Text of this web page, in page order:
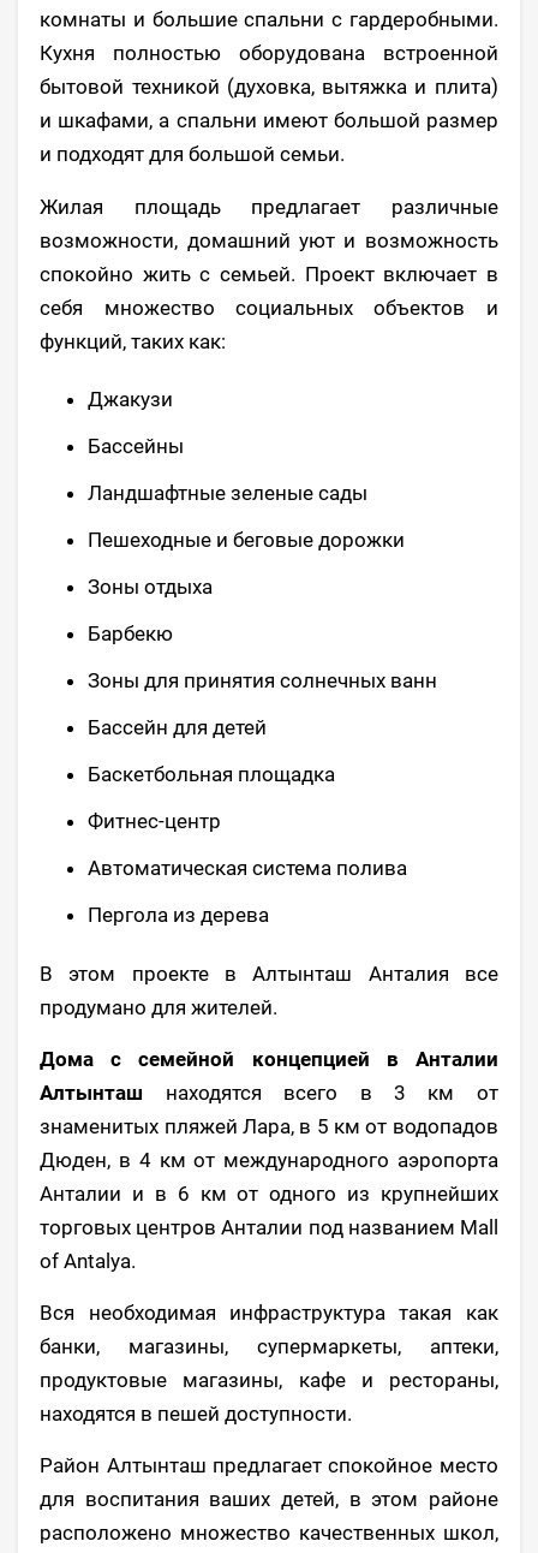
комнаты и большие спальни с гардеробными.
Кухня полностью оборудована встроенной
бытовой техникой (духовка, вытяжка и плита)
и шкафами, а спальни имеют большой размер
и подходят для большой семьи.
Жилая площадь предлагает различные
возможности, домашний уют и возможность
спокойно жить с семьей. Проект включает в
себя множество социальных объектов и
функций, таких как:
Джакузи
Бассейны
Ландшафтные зеленые сады
Пешеходные и беговые дорожки
Зоны отдыха
Барбекю
Зоны для принятия солнечных ванн
Бассейн для детей
Баскетбольная площадка
Фитнес-центр
Автоматическая система полива
Пергола из дерева
В этом проекте в Алтынташ Анталия все
продумано для жителей.
Дома с семейной концепцией в Анталии
Алтынташ находятся всего в 3 км от
знаменитых пляжей Лара, в 5 км от водопадов
Дюден, в 4 км от международного аэропорта
Анталии и в 6 км от одного из крупнейших
торговых центров Анталии под названием Mall
of Antalya.
Вся необходимая инфраструктура такая как
банки, магазины, супермаркеты, аптеки,
продуктовые магазины, кафе и рестораны,
находятся в пешей доступности.
Район Алтынташ предлагает спокойное место
для воспитания ваших детей, в этом районе
расположено множество качественных школ,